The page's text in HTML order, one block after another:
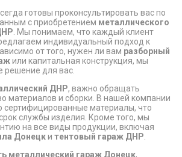
готовы проконсультировать вас по
с приобретением металлического
. Мы понимаем, что каждый клиент
индивидуальный подход к
от того, нужен ли вам разборный
или капитальная конструкция, мы
решение для вас.
ДНР, важно обращать
материалов и сборки. В нашей компании
сертифицированные материалы, что
службы изделия. Кроме того, мы
на все виды продукции, включая
Донецки тентовый гараж ДНР
металлический гараж Донецк,